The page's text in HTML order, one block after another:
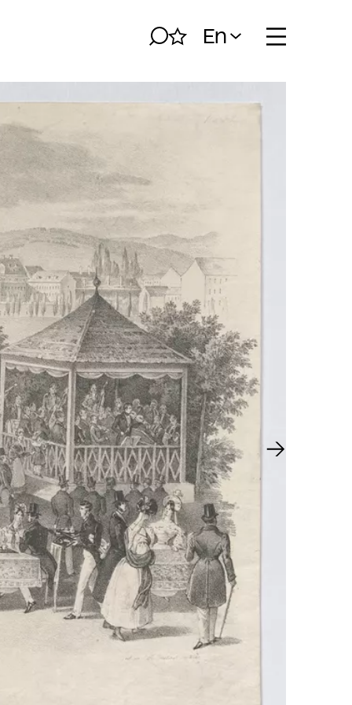
SearchMy album
En Open
Next slide